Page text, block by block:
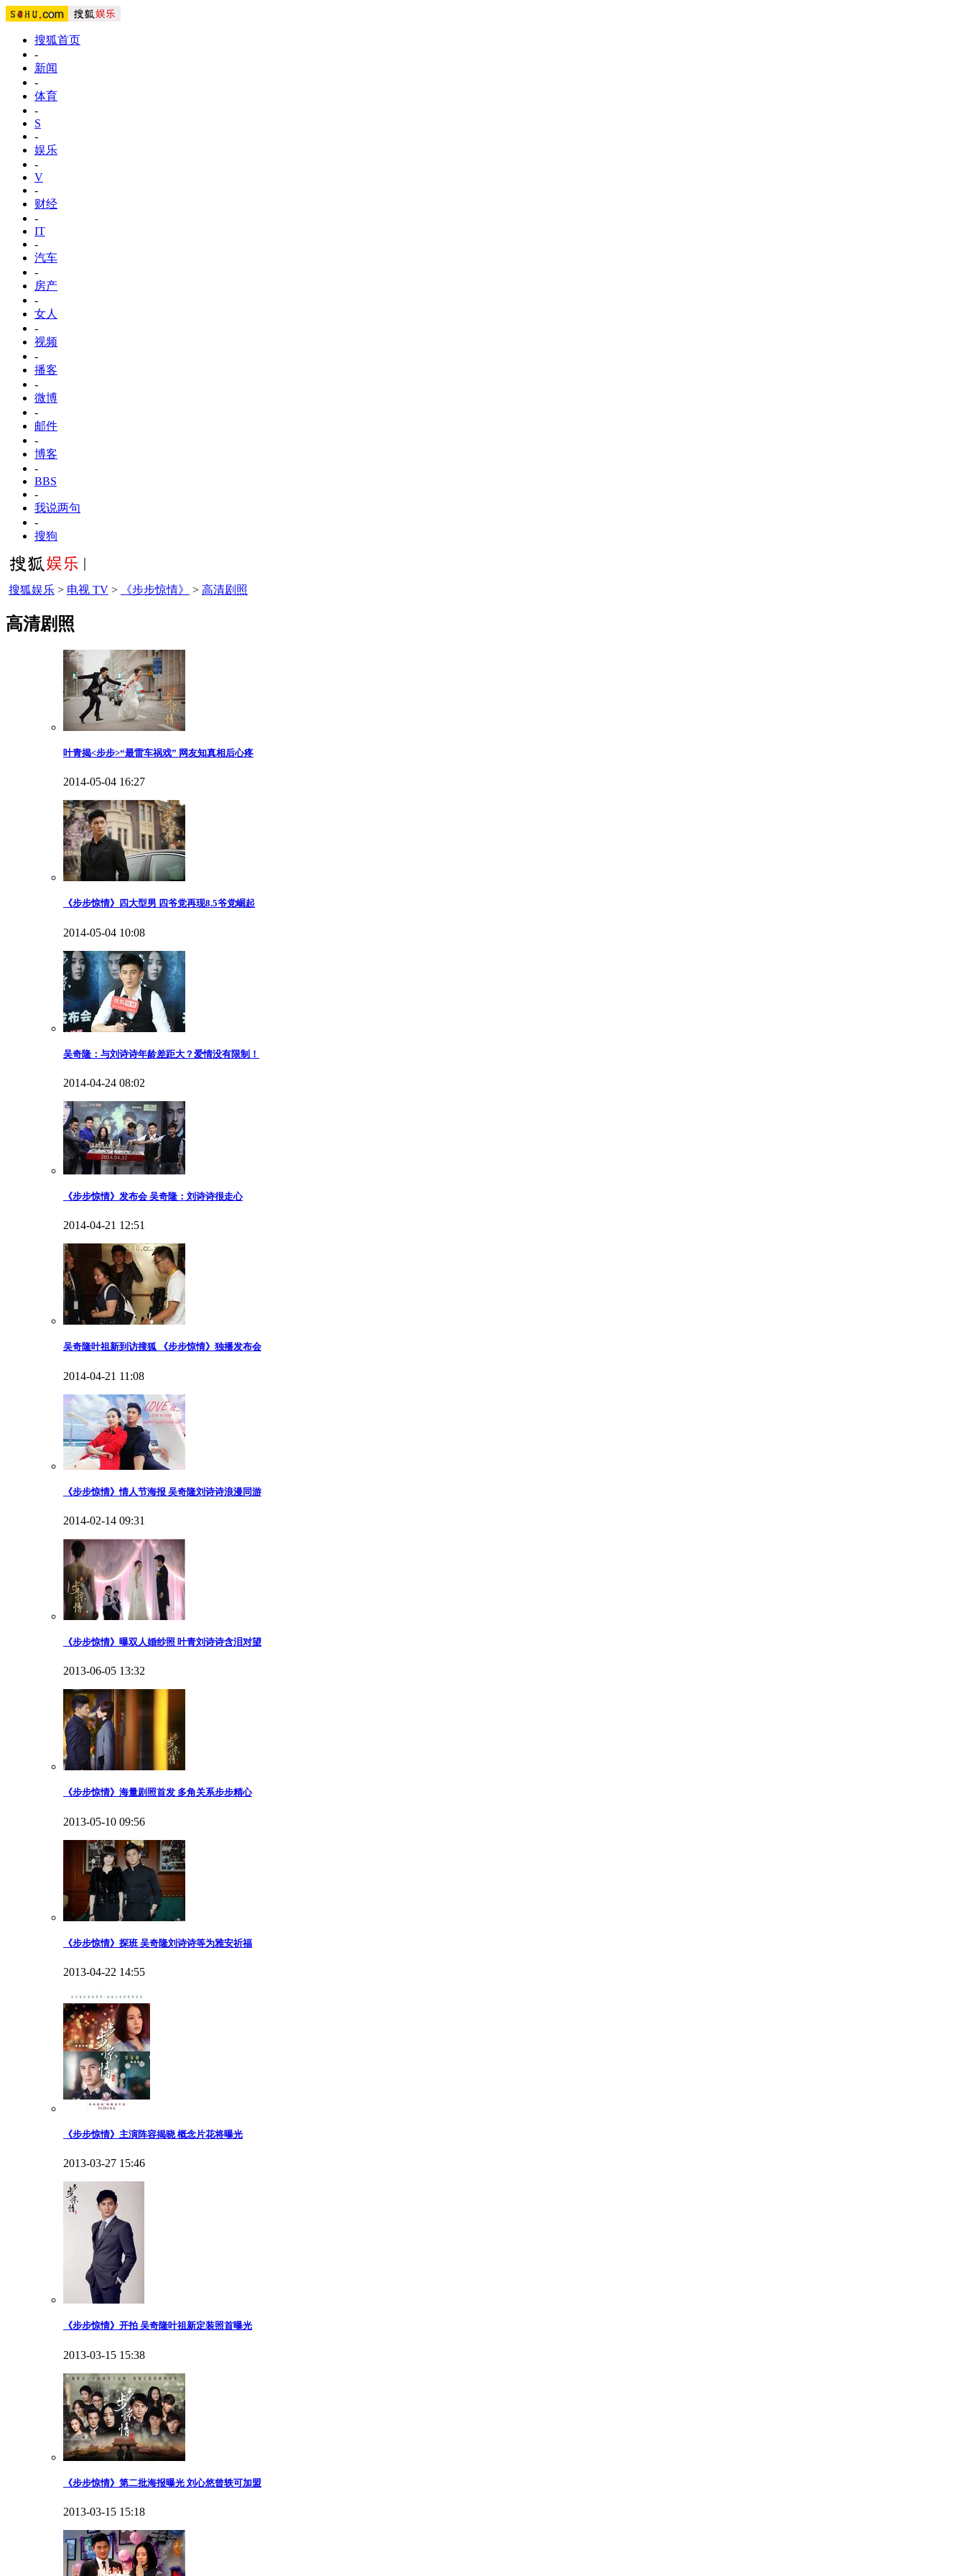
搜狐首页
-
新闻
-
体育
-
S
-
娱乐
-
V
-
财经
-
IT
-
汽车
-
房产
-
女人
-
视频
-
播客
-
微博
-
邮件
-
博客
-
BBS
-
我说两句
-
搜狗
搜狐娱乐 > 电视 TV > 《步步惊情》 > 高清剧照
高清剧照
叶青揭<步步>“最雷车祸戏” 网友知真相后心疼
2014-05-04 16:27
《步步惊情》四大型男 四爷党再现8.5爷党崛起
2014-05-04 10:08
吴奇隆：与刘诗诗年龄差距大？爱情没有限制！
2014-04-24 08:02
《步步惊情》发布会 吴奇隆：刘诗诗很走心
2014-04-21 12:51
吴奇隆叶祖新到访搜狐 《步步惊情》独播发布会
2014-04-21 11:08
《步步惊情》情人节海报 吴奇隆刘诗诗浪漫同游
2014-02-14 09:31
《步步惊情》曝双人婚纱照 叶青刘诗诗含泪对望
2013-06-05 13:32
《步步惊情》海量剧照首发 多角关系步步精心
2013-05-10 09:56
《步步惊情》探班 吴奇隆刘诗诗等为雅安祈福
2013-04-22 14:55
《步步惊情》主演阵容揭晓 概念片花将曝光
2013-03-27 15:46
《步步惊情》开拍 吴奇隆叶祖新定装照首曝光
2013-03-15 15:38
《步步惊情》第二批海报曝光 刘心悠曾轶可加盟
2013-03-15 15:18